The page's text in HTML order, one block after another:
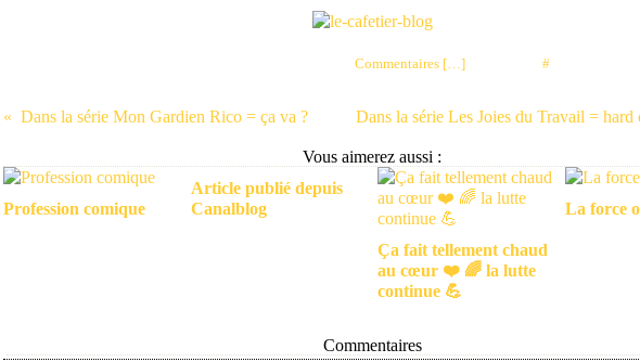
Commentaires […] #
Dans la série Mon Gardien Rico = ça va ? Dans la série Les Joies du Travail =
Vous aimerez aussi :
Profession comique
Article publié depuis
Canalblog
Ça fait tellement chaud
au cœur ❤️ 🌈 la lutte
continue 💪
La force
Commentaires